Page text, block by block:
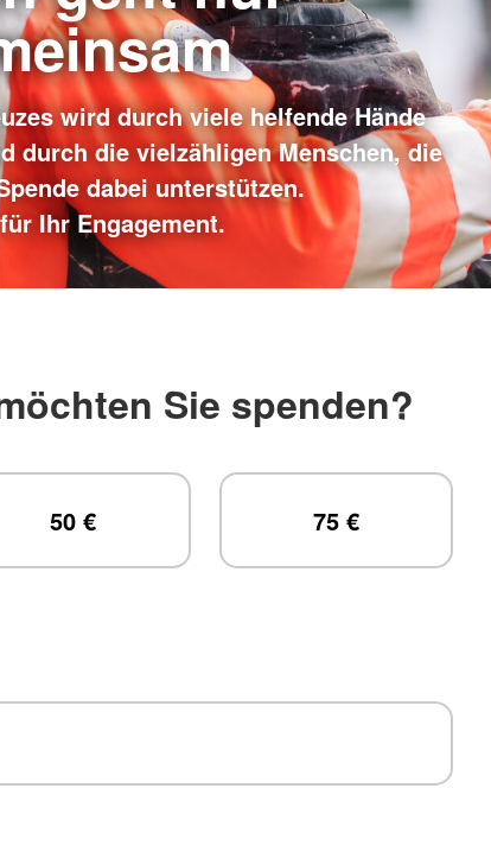
wird durch viele helfende Hände
durch die vielzähligen Menschen, die
dabei unterstützen.
Ihr Engagement.
Sie spenden?
50 € 75 €